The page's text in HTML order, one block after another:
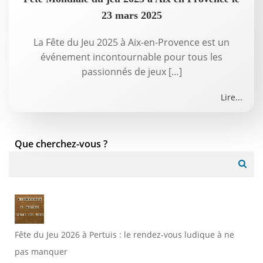
23 mars 2025
La Fête du Jeu 2025 à Aix-en-Provence est un
événement incontournable pour tous les
passionnés de jeux […]
Lire...
Que cherchez-vous ?
Fête du Jeu 2026 à Pertuis : le rendez-vous ludique à ne
pas manquer